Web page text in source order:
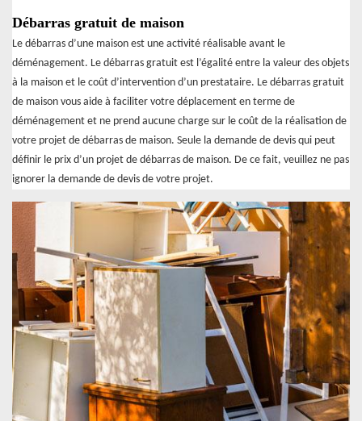
Débarras gratuit de maison
Le débarras d’une maison est une activité réalisable avant le
déménagement. Le débarras gratuit est l’égalité entre la valeur des objets
à la maison et le coût d’intervention d’un prestataire. Le débarras gratuit
de maison vous aide à faciliter votre déplacement en terme de
déménagement et ne prend aucune charge sur le coût de la réalisation de
votre projet de débarras de maison. Seule la demande de devis qui peut
définir le prix d’un projet de débarras de maison. De ce fait, veuillez ne pas
ignorer la demande de devis de votre projet.